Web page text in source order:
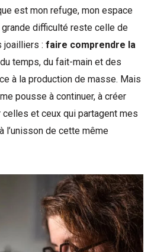
est mon refuge, mon espace
difficulté reste celle de
joailliers : faire comprendre la
temps, du fait-main et des
à la production de masse. Mais
pousse à continuer, à créer
et ceux qui partagent mes
l’unisson de cette même